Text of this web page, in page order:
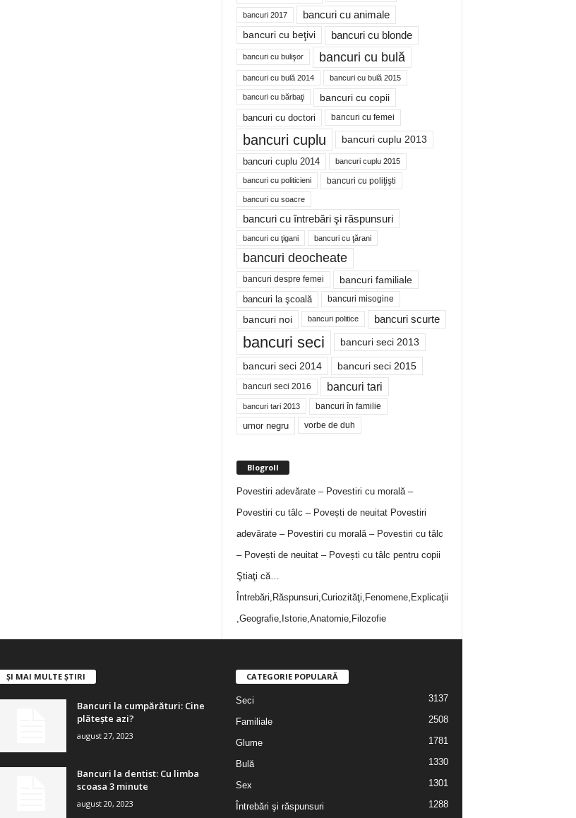
bancuri 2017 bancuri cu animale
bancuri cu beţivi bancuri cu blonde
bancuri cu bulişor bancuri cu bulă
bancuri cu bulă 2014 bancuri cu bulă 2015
bancuri cu bărbaţi bancuri cu copii
bancuri cu doctori bancuri cu femei
bancuri cuplu bancuri cuplu 2013
bancuri cuplu 2014 bancuri cuplu 2015
bancuri cu politicieni bancuri cu poliţişti
bancuri cu soacre
bancuri cu întrebări şi răspunsuri
bancuri cu ţigani bancuri cu ţărani
bancuri deocheate
bancuri despre femei bancuri familiale
bancuri la şcoală bancuri misogine
bancuri noi bancuri politice bancuri scurte
bancuri seci bancuri seci 2013
bancuri seci 2014 bancuri seci 2015
bancuri seci 2016 bancuri tari
bancuri tari 2013 bancuri în familie
umor negru vorbe de duh
Blogroll
Povestiri adevărate – Povestiri cu morală –
Povestiri cu tâlc – Povești de neuitatPovestiri
adevărate – Povestiri cu morală – Povestiri cu tâlc
– Povești de neuitat – Povești cu tâlc pentru copii
Ştiaţi că…
Întrebări,Răspunsuri,Curiozităţi,Fenomene,Explicaţii
,Geografie,Istorie,Anatomie,Filozofie
ȘI MAI MULTE ȘTIRI
Bancuri la cumpărături: Cine
plătește azi?
august 27, 2023
Bancuri la dentist: Cu limba
scoasa 3 minute
august 20, 2023
CATEGORIE POPULARĂ
Seci 3137
Familiale 2508
Glume 1781
Bulă 1330
Sex 1301
Întrebări şi răspunsuri 1288